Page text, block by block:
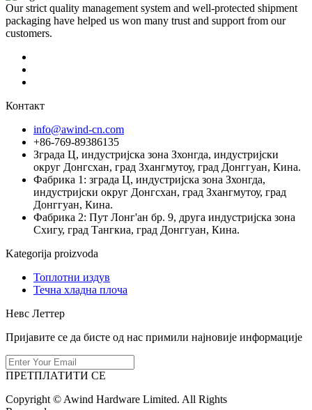
Our strict quality management system and well-protected shipment
packaging have helped us won many trust and support from our
customers.
Контакт
info@awind-cn.com
+86-769-89386135
Зграда Ц, индустријска зона Зхонгда, индустријски
округ Донгсхан, град Зхангмутоу, град Донггуан, Кина.
Фабрика 1: зграда Ц, индустријска зона Зхонгда,
индустријски округ Донгсхан, град Зхангмутоу, град
Донггуан, Кина.
Фабрика 2: Пут Лонг'ан бр. 9, друга индустријска зона
Схигу, град Тангкиа, град Донггуан, Кина.
Kategorija proizvoda
Топлотни издув
Течна хладна плоча
Невс Леттер
Пријавите се да бисте од нас примили најновије информације
ПРЕТПЛАТИТИ СЕ
Copyright © Awind Hardware Limited. All Rights